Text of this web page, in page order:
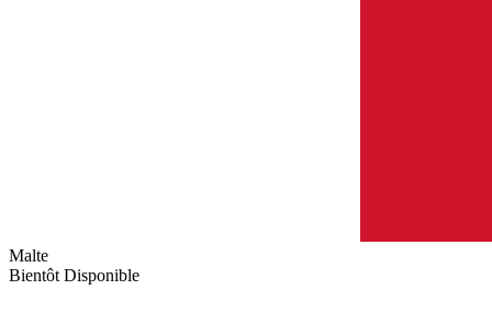
Malte
Bientôt Disponible